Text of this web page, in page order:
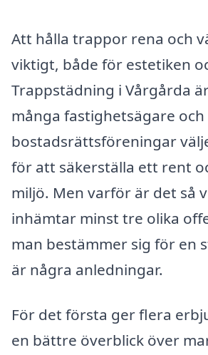
Att hålla trappor rena och
viktigt, både för estetiken
Trappstädning i Vårgårda
många fastighetsägare och
bostadsrättsföreningar
för att säkerställa ett rent
miljö. Men varför är det så
inhämtar minst tre olika
man bestämmer sig för en
är några anledningar.
För det första ger flera
en bättre överblick över